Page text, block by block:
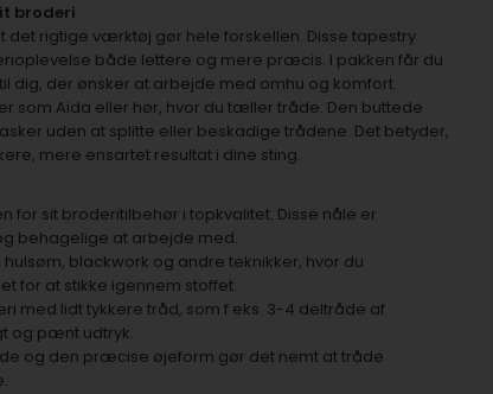
broderi
det rigtige værktøj gør hele forskellen. Disse tapestry
både lettere og mere præcis. I pakken får du
dig, der ønsker at arbejde med omhu og komfort.
som Aida eller hør, hvor du tæller tråde. Den buttede
uden at splitte eller beskadige trådene. Det betyder,
mere ensartet resultat i dine sting.
for sit broderitilbehør i topkvalitet. Disse nåle er
behagelige at arbejde med.
blackwork og andre teknikker, hvor du
for at stikke igennem stoffet.
med lidt tykkere tråd, som f.eks. 3-4 deltråde af
og pænt udtryk.
og den præcise øjeform gør det nemt at tråde